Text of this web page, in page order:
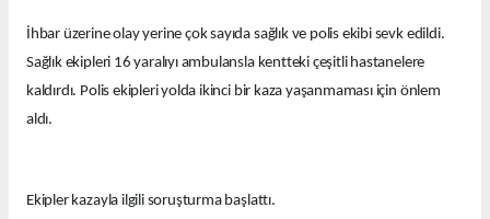
İhbar üzerine olay yerine çok sayıda sağlık ve polis ekibi sevk edildi.
Sağlık ekipleri 16 yaralıyı ambulansla kentteki çeşitli hastanelere
kaldırdı. Polis ekipleri yolda ikinci bir kaza yaşanmaması için önlem
aldı.
Ekipler kazayla ilgili soruşturma başlattı.